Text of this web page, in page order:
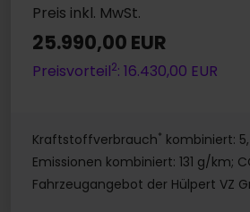
Preis inkl. MwSt.
25.990,00 EUR
Preisvorteil2: 16.430,00 EUR
Kraftstoffverbrauch* kombiniert:
Emissionen kombiniert: 131 g/km;
Fahrzeugangebot der Hülpert VZ